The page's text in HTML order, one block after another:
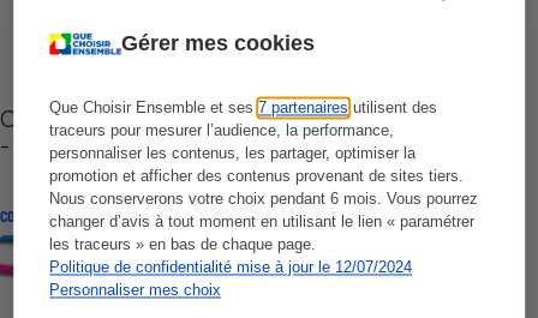
Gérer mes cookies
Que Choisir Ensemble et ses7 partenaires utilisent des
traceurs pour mesurer l’audience, la performance,
personnaliser les contenus, les partager, optimiser la
promotion et afficher des contenus provenant de sites tiers.
Nous conserverons votre choix pendant 6 mois. Vous pourrez
changer d’avis à tout moment en utilisant le lien « paramétrer
les traceurs » en bas de chaque page.
Politique de confidentialité mise à jour le 12/07/2024
Personnaliser mes choix
Cafetière à capsules zéro déchet CoffeeB (vidéo)
- Premières impressions
CONSEILS